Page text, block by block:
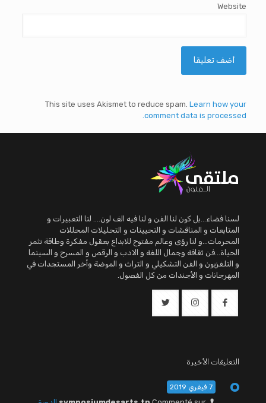
Website
This site uses Akismet to reduce spam. Learn how your
comment data is processed.
لسنا فضاء...بل كون لنا الفن و لنا فيه الف لون.... لنا التعبيرات و
المتابعات و المناقشات و التحيينات و التحليلات المحللات
المحرمات...و لنا رؤى وعالم مفتوح للابداع بعقول مفكرة وطاقة تثمر
الحياة...فن ثقافة وجمال اللغة و الادب و الرقص و المسرح و السينما
و التلفزيون و الفن التشكيلي و التراث و الموضة وأخر المستجدات في
المهرجانات و الأجندات من كل الفصول.
التعليقات الأخيرة
7 فيفري 2019